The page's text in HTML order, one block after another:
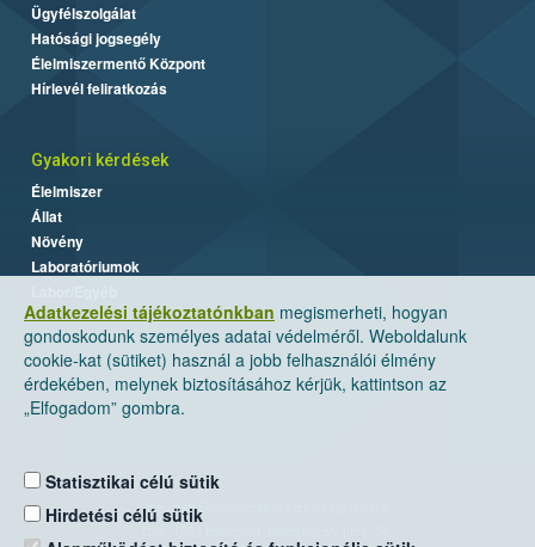
Adatkezelési tájékoztatónkban megismerheti, hogyan
gondoskodunk személyes adatai védelméről. Weboldalunk
cookie-kat (sütiket) használ a jobb felhasználói élmény
érdekében, melynek biztosításához kérjük, kattintson az
„Elfogadom” gombra.
Statisztikai célú sütik
Hirdetési célú sütik
Ügyfélszolgálat
Hatósági jogsegély
Élelmiszermentő Központ
Hírlevél feliratkozás
Gyakori kérdések
Élelmiszer
Állat
Növény
Laboratóriumok
Nemzeti Élelmiszerlánc-biztonsági Hivatal